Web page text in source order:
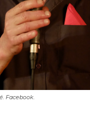
Facebook.